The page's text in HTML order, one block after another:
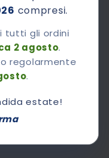
compresi.
tutti gli ordini
2 agosto.
regolarmente
.
estate!